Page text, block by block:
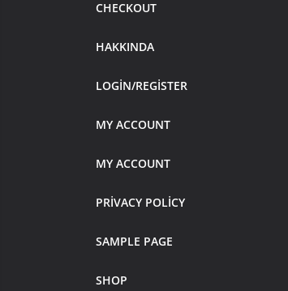
CHECKOUT
HAKKINDA
LOGIN/REGISTER
MY ACCOUNT
MY ACCOUNT
PRIVACY POLICY
SAMPLE PAGE
SHOP